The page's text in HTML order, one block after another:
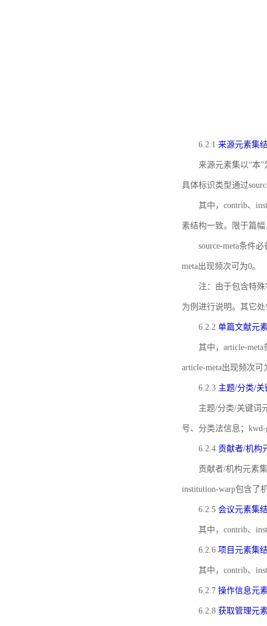
6.2.1 来源元素集
来源元素集以“本
具体标识类型通过
其中，contrib、
素结构一致。限于篇
source-meta条件
meta出现频次可为0。
注：由于包含特殊
为例进行说明。其它
6.2.2 单篇文献元
其中，article-
article-meta出现频次可
6.2.3 主题/分类/
主题/分类/关键词
号、分类法信息；
6.2.4 贡献者/机构
贡献者/机构元素
institution-warp包含了
6.2.5 会议元素集
其中，contrib、
6.2.6 项目元素集
其中，contrib、
6.2.7 操作信息元
6.2.8 获取管理元